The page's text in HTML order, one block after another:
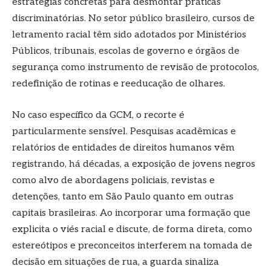
estratégias concretas para desmontar práticas
discriminatórias. No setor público brasileiro, cursos de
letramento racial têm sido adotados por Ministérios
Públicos, tribunais, escolas de governo e órgãos de
segurança como instrumento de revisão de protocolos,
redefinição de rotinas e reeducação de olhares.
No caso específico da GCM, o recorte é
particularmente sensível. Pesquisas acadêmicas e
relatórios de entidades de direitos humanos vêm
registrando, há décadas, a exposição de jovens negros
como alvo de abordagens policiais, revistas e
detenções, tanto em São Paulo quanto em outras
capitais brasileiras. Ao incorporar uma formação que
explicita o viés racial e discute, de forma direta, como
estereótipos e preconceitos interferem na tomada de
decisão em situações de rua, a guarda sinaliza